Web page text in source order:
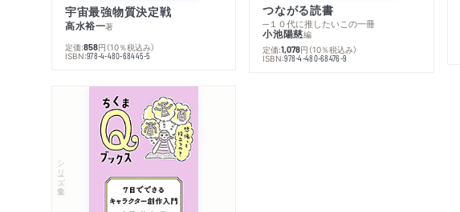
宇宙最強物質決定戦
高水裕一著
定価:858円 （10％税込み）
ISBN:978-4-480-68445-5
つながる読書
─１０代に推したいこの一冊
小池陽慈編
定価:1,078円 （10％税込み）
ISBN:978-4-480-68476-9
シリーズ・全集